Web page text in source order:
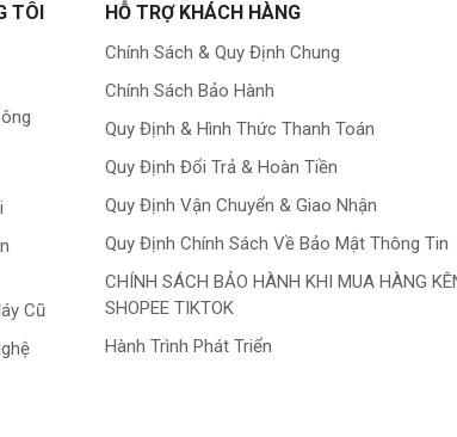
TÔI
Cũ
HỖ TRỢ KHÁCH HÀNG
Chính Sách & Quy Định Chung
Chính Sách Bảo Hành
Quy Định & Hình Thức Thanh Toán
Quy Định Đổi Trả & Hoàn Tiền
Quy Định Vận Chuyển & Giao Nhận
Quy Định Chính Sách Về Bảo Mật Thông Tin
CHÍNH SÁCH BẢO HÀNH KHI MUA HÀNG
SHOPEE TIKTOK
Hành Trình Phát Triển